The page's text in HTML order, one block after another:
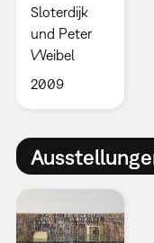
Sloterdijk
und Peter
Weibel
2009